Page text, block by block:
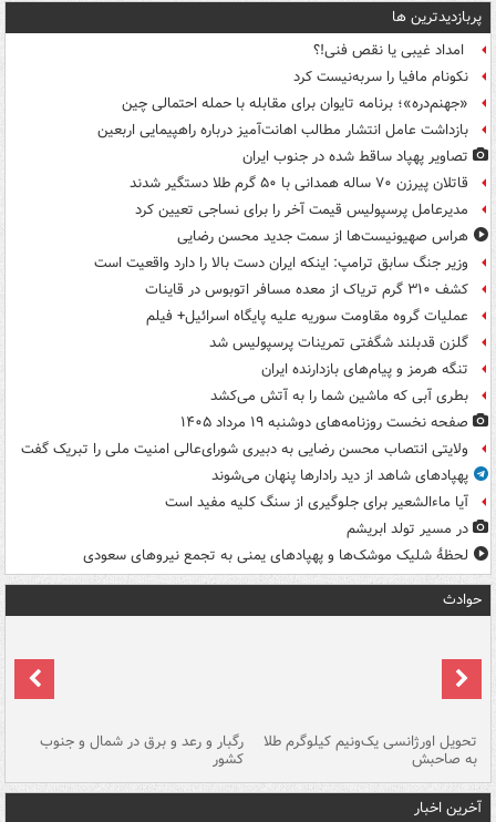
پربازدیدترین ها
امداد غیبی یا نقص فنی!؟
نکونام مافیا را سربه‌نیست کرد
«جهنم‌دره»؛ برنامه تایوان برای مقابله با حمله احتمالی چین
بازداشت عامل انتشار مطالب اهانت‌آمیز درباره راهپیمایی اربعین
تصاویر پهپاد ساقط شده در جنوب ایران
قاتلان پیرزن ۷۰ ساله همدانی با ۵۰ گرم طلا دستگیر شدند
مدیرعامل پرسپولیس قیمت آخر را برای نساجی تعیین کرد
هراس صهیونیست‌ها از سمت جدید محسن رضایی
وزیر جنگ سابق ترامپ: اینکه ایران دست بالا را دارد واقعیت است
کشف ۳۱۰ گرم تریاک از معده مسافر اتوبوس در قاینات
عملیات گروه مقاومت سوریه علیه پایگاه اسرائیل+ فیلم
گلزن قدبلند شگفتی تمرینات پرسپولیس شد
تنگه هرمز و پیام‌های بازدارنده ایران
بطری آبی که ماشین شما را به آتش می‌کشد
صفحه نخست روزنامه‌های دوشنبه ۱۹ مرداد ۱۴۰۵
ولایتی انتصاب محسن رضایی به دبیری شورای‌عالی امنیت ملی را تبریک گفت
پهپادهای شاهد از دید رادارها پنهان می‌شوند
آیا ماءالشعیر برای جلوگیری از سنگ کلیه مفید است
در مسیر تولد ابریشم
لحظۀ شلیک موشک‌ها و پهپادهای یمنی به تجمع نیروهای سعودی
حوادث
تحویل اورژانسی یک‌ونیم کیلوگرم طلا
به صاحبش
رگبار و رعد و برق در شمال و جنوب
کشور
آخرین اخبار